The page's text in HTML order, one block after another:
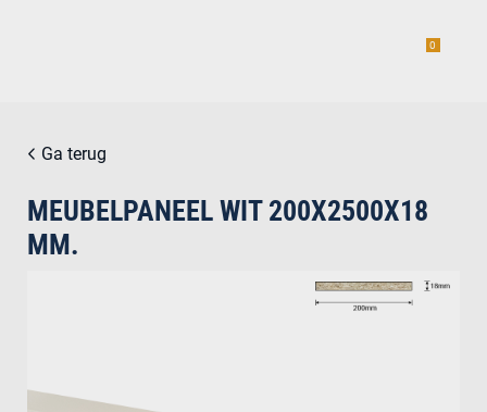
0
Ga terug
MEUBELPANEEL WIT 200X2500X18
MM.